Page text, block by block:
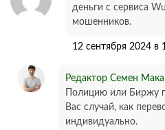
деньги с сервиса
мошенников.
12 сентября 2024 в
Редактор Семен
Полицию или Биржу
Вас случай, как
индивидуально.